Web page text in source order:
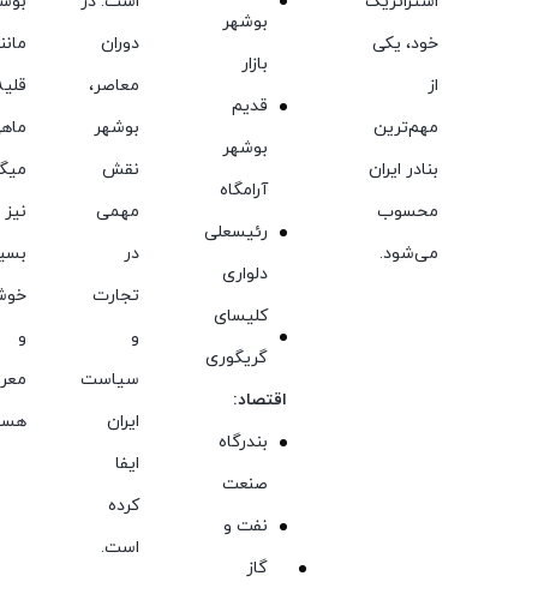
خود، یکی
از
مهم‌ترین
بنادر ایران
محسوب
می‌شود.
بوشهر
بازار
قدیم
بوشهر
آرامگاه
رئیسعلی
دلواری
کلیسای
گریگوری
اقتصاد:
بندرگاه
صنعت
نفت و
گاز
دوران
معاصر،
بوشهر
نقش
مهمی
در
تجارت
و
سیاست
ایران
ایفا
کرده
است.
نیز
و